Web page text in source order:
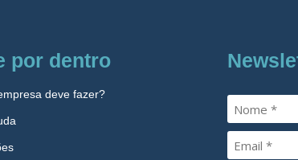
por dentro
deve fazer?